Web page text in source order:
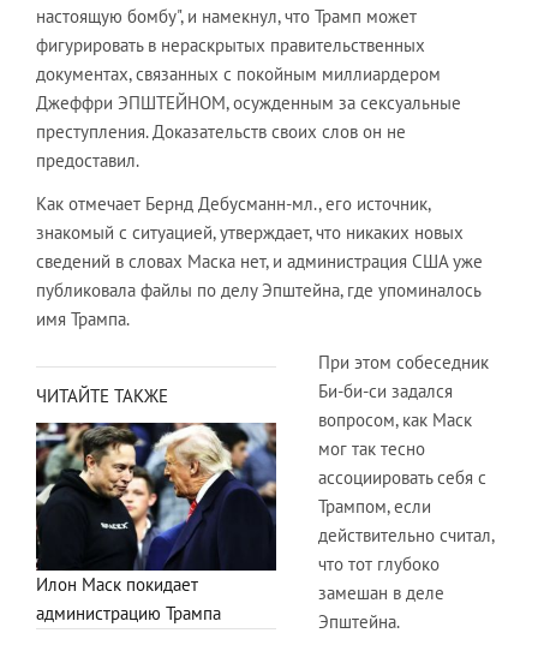
настоящую бомбу", и намекнул, что Трамп может
фигурировать в нераскрытых правительственных
документах, связанных с покойным миллиардером
Джеффри ЭПШТЕЙНОМ, осужденным за сексуальные
преступления. Доказательств своих слов он не
предоставил.
Как отмечает Бернд Дебусманн-мл., его источник,
знакомый с ситуацией, утверждает, что никаких новых
сведений в словах Маска нет, и администрация США уже
публиковала файлы по делу Эпштейна, где упоминалось
имя Трампа.
ЧИТАЙТЕ ТАКЖЕ
Илон Маск покидает
администрацию Трампа
При этом собеседник
Би-би-си задался
вопросом, как Маск
мог так тесно
ассоциировать себя с
Трампом, если
действительно считал,
что тот глубоко
замешан в деле
Эпштейна.